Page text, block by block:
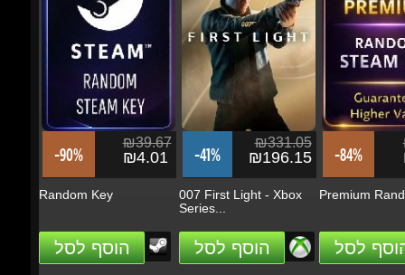
-65%
₪70.92
₪24.64
X4: Cradle of Humanity
הזמן
-17%
₪331.04
₪273.57
The Blood of
Dawnwalker
הזמן
-90%
₪39.67
₪4.01 -41%
₪331.05
₪196.15 -84%